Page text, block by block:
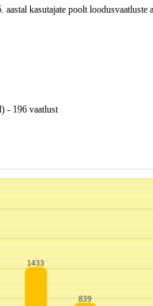
aastal kasutajate poolt
- 196 vaatlust